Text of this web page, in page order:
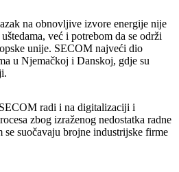
na obnovljive izvore energije nije
već i potrebom da se održi
unije. SECOM najveći dio
u Njemačkoj i Danskoj, gdje su
radi i na digitalizaciji i
zbog izraženog nedostatka radne
se suočavaju brojne industrijske firme